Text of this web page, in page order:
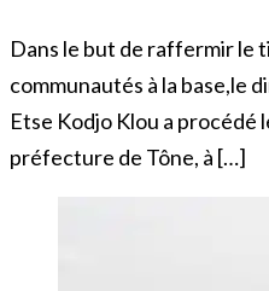
Dans le but de raffermir le
communautés à la base,le
Etse Kodjo Klou a procédé
préfecture de Tône, à […]